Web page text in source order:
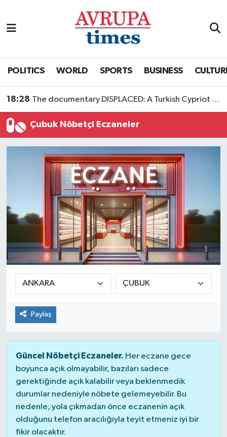
POLITICS WORLD SPORTS BUSINESS
18:28 The documentary DISPLACED: A Turkish Cypriot Story is now available to watch
Çubuk Nöbetçi Eczaneler
Paylaş
Güncel Nöbetçi Eczaneler. Her eczane gece
boyunca açık olmayabilir, bazıları sadece
gerektiğinde açık kalabilir veya beklenmedik
durumlar nedeniyle nöbete gelemeyebilir. Bu
nedenle, yola çıkmadan önce eczanenin açık
olduğunu telefon aracılığıyla teyit etmeniz iyi bir
fikir olacaktır.
Nöbetçi Eczaneler
Tüm Manşetler
Son Dakika Haberleri
Haber Arşivi